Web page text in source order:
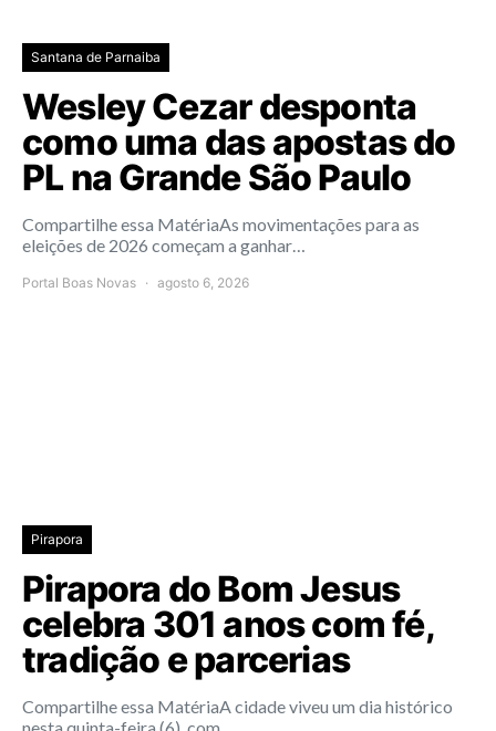
Santana de Parnaiba
Wesley Cezar desponta
como uma das apostas do
PL na Grande São Paulo
Compartilhe essa MatériaAs movimentações para as
eleições de 2026 começam a ganhar…
Portal Boas Novas agosto 6, 2026
Pirapora
Pirapora do Bom Jesus
celebra 301 anos com fé,
tradição e parcerias
Compartilhe essa MatériaA cidade viveu um dia histórico